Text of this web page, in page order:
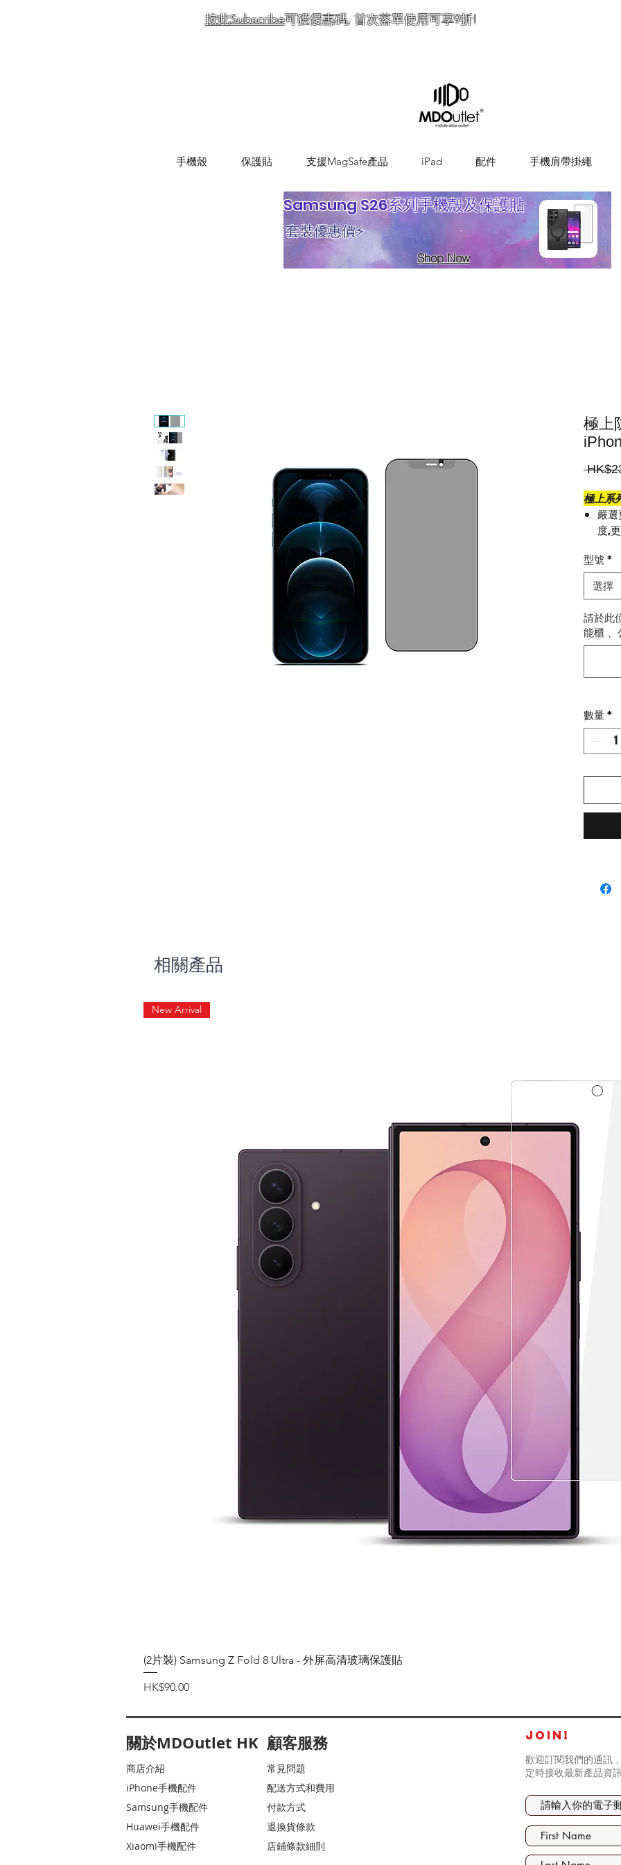
按此Subscribe可獲優惠碼, 首次落單使用可享9折!
手機殼 保護貼 支援MagSafe產品 iPad 配件 手機肩帶掛繩
Samsung S26系列手機殼及保護貼
套裝優惠價⚡
Shop Now
極上
極上系
嚴選
度,
油,
9H
霧面
題
面
易
型號*
選擇
請於此
能櫃 、
數量*
相關產品
New Arrival
(2片裝) Samsung Z Fold 8 Ultra - 外屏高清玻璃保護貼
價格
HK$90.00
關於MDOutlet HK
商店介紹
iPhone手機配件
Samsung手機配件
Huawei手機配件
Xiaomi手機配件
顧客服務
常見問題
配送方式和費用
付款方式
退換貨條款
店鋪條款細則
JOIN!
歡迎訂閱我們的通訊
定時接收最新產品資